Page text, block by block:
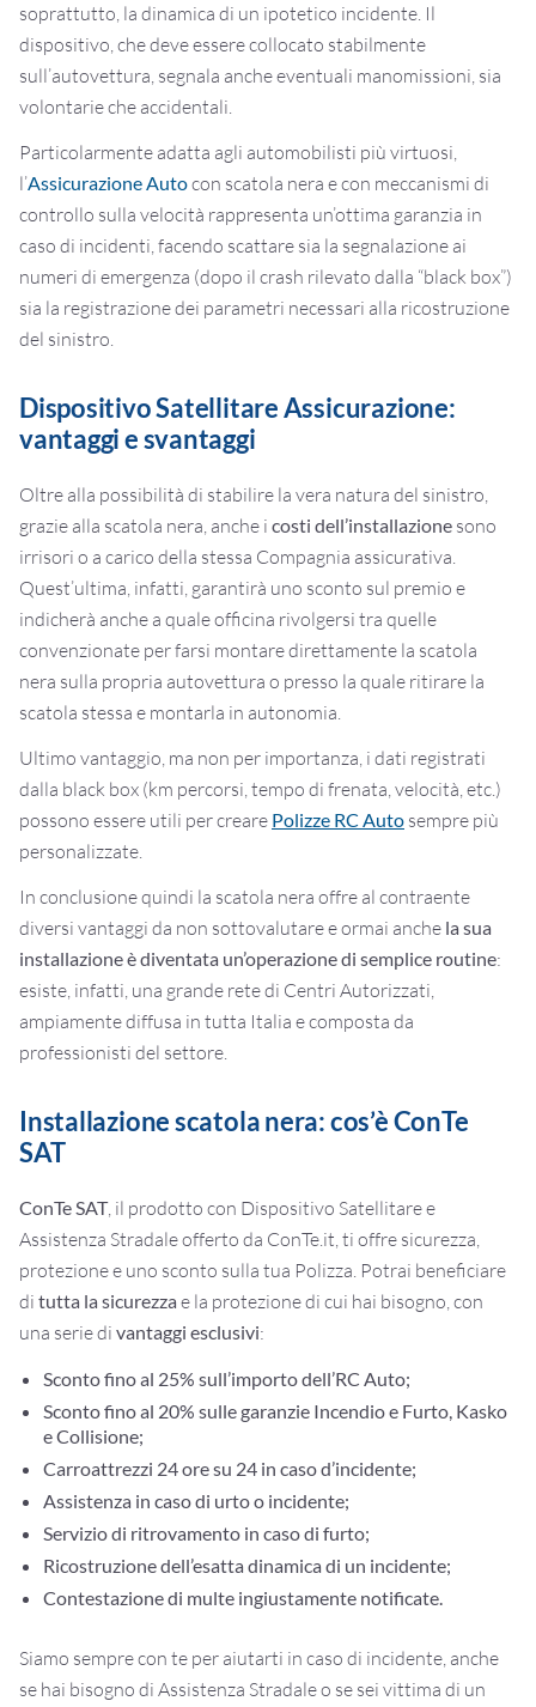
soprattutto, la dinamica di un ipotetico incidente. Il
dispositivo, che deve essere collocato stabilmente
sull’autovettura, segnala anche eventuali manomissioni, sia
volontarie che accidentali.
Particolarmente adatta agli automobilisti più virtuosi,
l’Assicurazione Autocon scatola nera e con meccanismi di
controllo sulla velocità rappresenta un’ottima garanzia in
caso di incidenti, facendo scattare sia la segnalazione ai
numeri di emergenza (dopo il crash rilevato dalla “black box”)
sia la registrazione dei parametri necessari alla ricostruzione
del sinistro.
Dispositivo Satellitare Assicurazione:
vantaggi e svantaggi
Oltre alla possibilità di stabilire la vera natura del sinistro,
grazie alla scatola nera, anche i costi dell’installazione sono
irrisori o a carico della stessa Compagnia assicurativa.
Quest’ultima, infatti, garantirà uno sconto sul premio e
indicherà anche a quale officina rivolgersi tra quelle
convenzionate per farsi montare direttamente la scatola
nera sulla propria autovettura o presso la quale ritirare la
scatola stessa e montarla in autonomia.
Ultimo vantaggio, ma non per importanza, i dati registrati
dalla black box (km percorsi, tempo di frenata, velocità, etc.)
possono essere utili per creare Polizze RC Auto sempre più
personalizzate.
In conclusione quindi la scatola nera offre al contraente
diversi vantaggi da non sottovalutare e ormai anche la sua
installazione è diventata un’operazione di semplice routine:
esiste, infatti, una grande rete di Centri Autorizzati,
ampiamente diffusa in tutta Italia e composta da
professionisti del settore.
Installazione scatola nera: cos’è ConTe
SAT
ConTe SAT, il prodotto con Dispositivo Satellitare e
Assistenza Stradale offerto da ConTe.it, ti offre sicurezza,
protezione e uno sconto sulla tua Polizza. Potrai beneficiare
di tutta la sicurezza e la protezione di cui hai bisogno, con
una serie di vantaggi esclusivi:
Sconto fino al 25% sull’importo dell’RC Auto;
Sconto fino al 20% sulle garanzie Incendio e Furto, Kasko
e Collisione;
Carroattrezzi 24 ore su 24 in caso d’incidente;
Assistenza in caso di urto o incidente;
Servizio di ritrovamento in caso di furto;
Ricostruzione dell’esatta dinamica di un incidente;
Contestazione di multe ingiustamente notificate.
Siamo sempre con te per aiutarti in caso di incidente, anche
se hai bisogno di Assistenza Stradale o se sei vittima di un